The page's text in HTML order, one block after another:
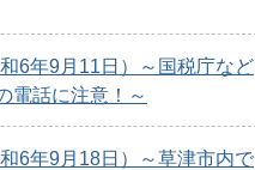
6年9月11日）～国税庁など
電話に注意！～
6年9月18日）～草津市内で